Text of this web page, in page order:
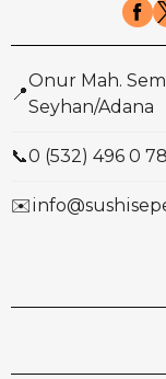
📍
Onur Mah.
Seyhan/Adana
📞0 (532) 496 0
✉️